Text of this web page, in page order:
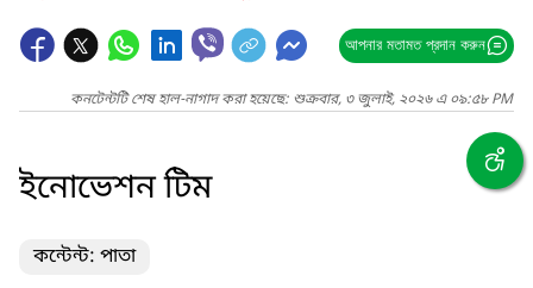
আপনার মতামত প্রদান করুন
কনটেন্টটি শেষ হাল-নাগাদ করা হয়েছে: শুক্রবার, ৩ জুলাই, ২০২৬ এ ০৯:৫৮ PM
ইনোভেশন টিম
কন্টেন্ট: পাতা